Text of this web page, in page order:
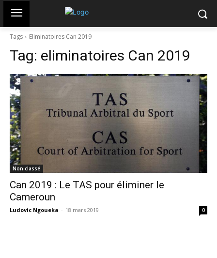
Tags Eliminatoires Can 2019
Tag: eliminatoires Can 2019
Non classé
Can 2019 : Le TAS pour éliminer le
Cameroun
Ludovic Ngoueka - 18 mars 2019 0